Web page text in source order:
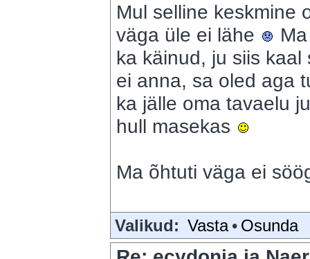
Mul selline keskmine
väga üle ei lähe
ka käinud, ju siis
ei anna, sa oled aga
ka jälle oma tavaelu
hull masekas
Ma õhtuti väga ei
Valikud: Vasta • Osunda